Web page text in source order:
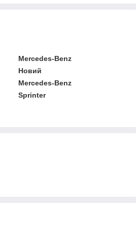
Mercedes-Benz
Новий
Mercedes-Benz
Sprinter